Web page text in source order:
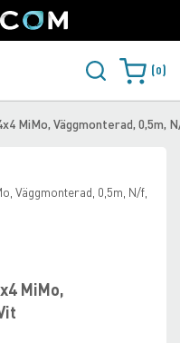
Varukorgen
0
MiMo, Väggmonterad, 0,5m,
MiMo,